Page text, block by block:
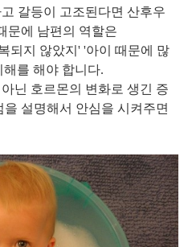
갈등이 고조된다면 산후우
문에 남편의 역할은
되지 않았지' '아이 때문에 많
를 해야 합니다.
닌 호르몬의 변화로 생긴 증
설명해서 안심을 시켜주면